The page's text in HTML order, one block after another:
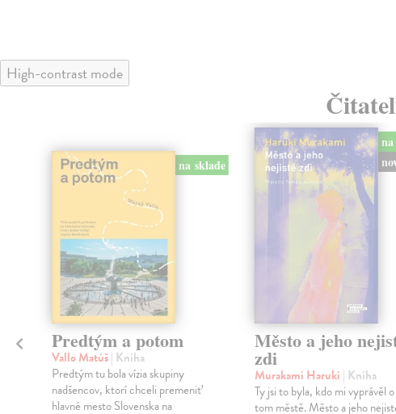
High-contrast mode
na sklade
Predtým a potom
Vallo Matúš| Kniha
Predtým tu bola vízia skupiny
nadšencov, ktorí chceli premeniť
hlavné mesto Slovenska na
Město a jeho
zdi
Murakami Haruki | Kniha
Ty jsi to byla, kdo mi vyprávěl o
tom městě. Město a jeho